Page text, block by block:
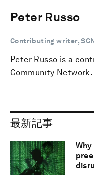
Peter Russo
Contributing writer,
Peter Russo is a
Community Network.
最新記事